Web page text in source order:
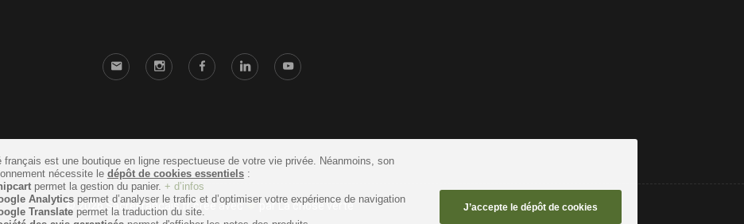
français est une boutique en ligne respectueuse de votre vie privée. Néanmoins, son
nécessite le dépôt de cookies essentiels:
permet la gestion du panier. + d’infos
Analyticspermet d’analyser le trafic et d’optimiser votre expérience de navigation
Translatepermet la traduction du site.
J’accepte le dépôt de cookies
© 2026 SacreFrancais.fr créé avec parLa chose verte